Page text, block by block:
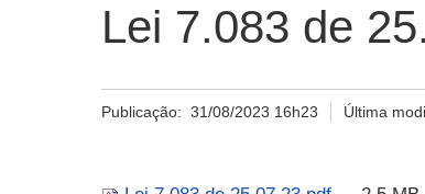
Lei 7.083 de
Publicação: 31/08/2023 16h23 Última